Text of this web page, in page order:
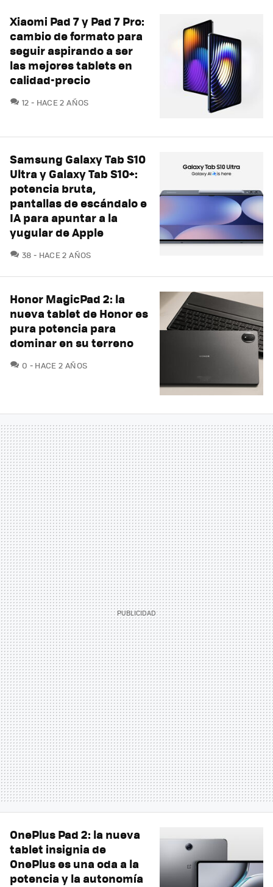
Xiaomi Pad 7 y Pad 7 Pro:
cambio de formato para
seguir aspirando a ser
las mejores tablets en
calidad-precio
12 COMENTARIOS
HACE 2 AÑOS
Samsung Galaxy Tab S10
Ultra y Galaxy Tab S10+:
potencia bruta,
pantallas de escándalo e
IA para apuntar a la
yugular de Apple
38 COMENTARIOS
HACE 2 AÑOS
Honor MagicPad 2: la
nueva tablet de Honor es
pura potencia para
dominar en su terreno
0 COMENTARIOS
HACE 2 AÑOS
OnePlus Pad 2: la nueva
tablet insignia de
OnePlus es una oda a la
potencia y la autonomía